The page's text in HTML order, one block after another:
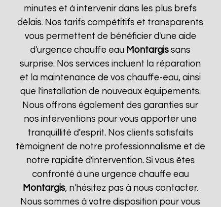
minutes et à intervenir dans les plus brefs
délais. Nos tarifs compétitifs et transparents
vous permettent de bénéficier d'une aide
d'urgence chauffe eau Montargis sans
surprise. Nos services incluent la réparation
et la maintenance de vos chauffe-eau, ainsi
que l'installation de nouveaux équipements.
Nous offrons également des garanties sur
nos interventions pour vous apporter une
tranquillité d'esprit. Nos clients satisfaits
témoignent de notre professionnalisme et de
notre rapidité d'intervention. Si vous êtes
confronté à une urgence chauffe eau
Montargis, n'hésitez pas à nous contacter.
Nous sommes à votre disposition pour vous